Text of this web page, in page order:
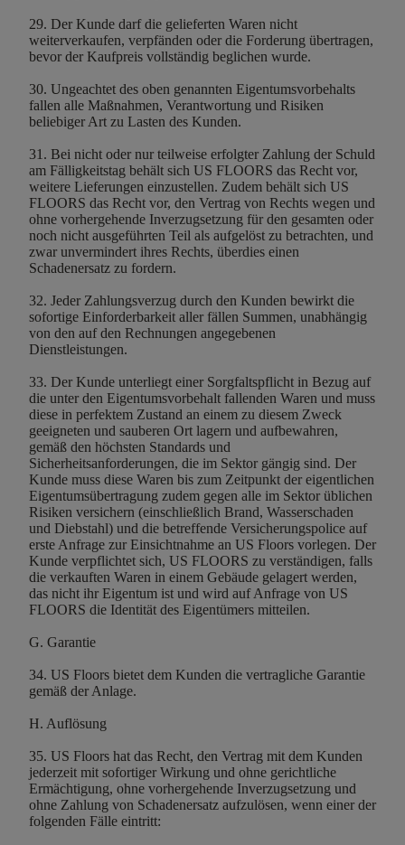
29. Der Kunde darf die gelieferten Waren nicht
weiterverkaufen, verpfänden oder die Forderung übertragen,
bevor der Kaufpreis vollständig beglichen wurde.
30. Ungeachtet des oben genannten Eigentumsvorbehalts
fallen alle Maßnahmen, Verantwortung und Risiken
beliebiger Art zu Lasten des Kunden.
31. Bei nicht oder nur teilweise erfolgter Zahlung der Schuld
am Fälligkeitstag behält sich US FLOORS das Recht vor,
weitere Lieferungen einzustellen. Zudem behält sich US
FLOORS das Recht vor, den Vertrag von Rechts wegen und
ohne vorhergehende Inverzugsetzung für den gesamten oder
noch nicht ausgeführten Teil als aufgelöst zu betrachten, und
zwar unvermindert ihres Rechts, überdies einen
Schadenersatz zu fordern.
32. Jeder Zahlungsverzug durch den Kunden bewirkt die
sofortige Einforderbarkeit aller fällen Summen, unabhängig
von den auf den Rechnungen angegebenen
Dienstleistungen.
33. Der Kunde unterliegt einer Sorgfaltspflicht in Bezug auf
die unter den Eigentumsvorbehalt fallenden Waren und muss
diese in perfektem Zustand an einem zu diesem Zweck
geeigneten und sauberen Ort lagern und aufbewahren,
gemäß den höchsten Standards und
Sicherheitsanforderungen, die im Sektor gängig sind. Der
Kunde muss diese Waren bis zum Zeitpunkt der eigentlichen
Eigentumsübertragung zudem gegen alle im Sektor üblichen
Risiken versichern (einschließlich Brand, Wasserschaden
und Diebstahl) und die betreffende Versicherungspolice auf
erste Anfrage zur Einsichtnahme an US Floors vorlegen. Der
Kunde verpflichtet sich, US FLOORS zu verständigen, falls
die verkauften Waren in einem Gebäude gelagert werden,
das nicht ihr Eigentum ist und wird auf Anfrage von US
FLOORS die Identität des Eigentümers mitteilen.
G. Garantie
34. US Floors bietet dem Kunden die vertragliche Garantie
gemäß der Anlage.
H. Auflösung
35. US Floors hat das Recht, den Vertrag mit dem Kunden
jederzeit mit sofortiger Wirkung und ohne gerichtliche
Ermächtigung, ohne vorhergehende Inverzugsetzung und
ohne Zahlung von Schadenersatz aufzulösen, wenn einer der
folgenden Fälle eintritt: